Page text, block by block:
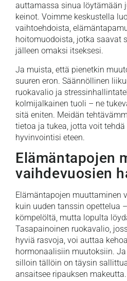
auttamassa sinua löytämään
keinot. Voimme keskustella
vaihtoehdoista,
hoitomuodoista, jotka saavat
jälleen omaksi itseksesi.
Ja muista, että pienetkin
suuren eron. Säännöllinen
ruokavalio ja
kolmijalkainen tuoli – ne
sitä eniten. Meidän
tietoa ja tukea, jotta voit
hyvinvointisi eteen.
Elämäntapojen
vaihdevuosien
Elämäntapojen muuttaminen
kuin uuden tanssin opettelua
kömpelöltä, mutta lopulta
Tasapainoinen ruokavalio,
hyviä rasvoja, voi auttaa
hormonaalisiin muutoksiin.
silloin tällöin on täysin
ansaitsee ripauksen makeutta.